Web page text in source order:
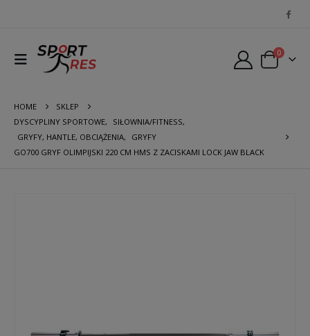
0
HOME
SKLEP
DYSCYPLINY SPORTOWE, SIŁOWNIA/FITNESS,
GRYFY, HANTLE, OBCIĄŻENIA,
GRYFY
GO700 GRYF OLIMPIJSKI 220 CM HMS Z ZACISKAMI LOCK JAW BLACK